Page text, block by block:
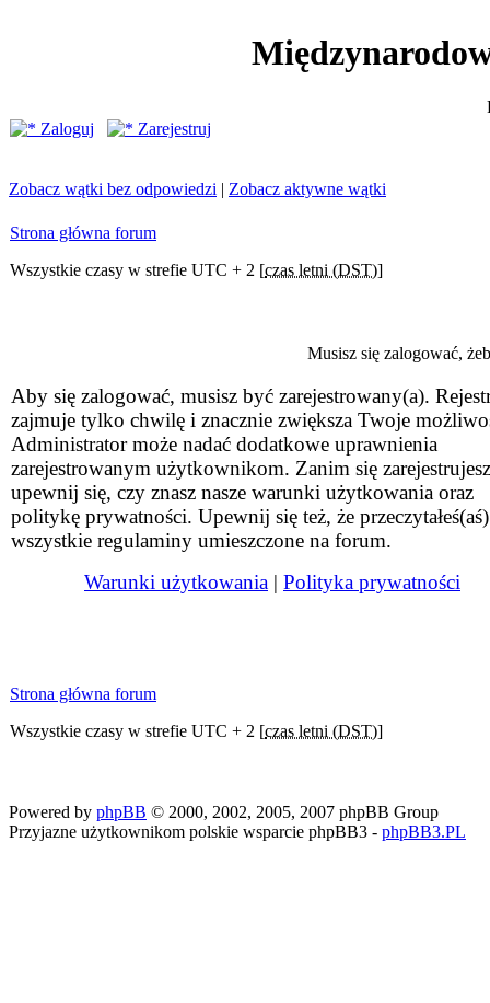
Zaloguj
Zarejestruj
Zobacz wątki bez odpowiedzi | Zobacz aktywne wątki
Strona główna forum
Wszystkie czasy w strefie UTC + 2 [czas letni (DST)]
Musisz się zalogować,
Aby się zalogować, musisz być zarejestrowany(a).
zajmuje tylko chwilę i znacznie zwiększa Twoje
Administrator może nadać dodatkowe uprawnienia
zarejestrowanym użytkownikom. Zanim się
upewnij się, czy znasz nasze warunki użytkowania oraz
politykę prywatności. Upewnij się też, że przeczytałeś(aś)
wszystkie regulaminy umieszczone na forum.
Warunki użytkowania | Polityka prywatności
Strona główna forum
Wszystkie czasy w strefie UTC + 2 [czas letni (DST)]
Powered by phpBB © 2000, 2002, 2005, 2007 phpBB Group
Przyjazne użytkownikom polskie wsparcie phpBB3 - phpBB3.PL